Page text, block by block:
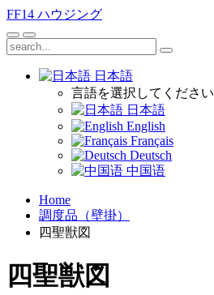
FF14 ハウジング
日本語
言語を選択してください
日本語
English
Français
Deutsch
中国语
Home
調度品（壁掛）
四聖獣図
四聖獣図